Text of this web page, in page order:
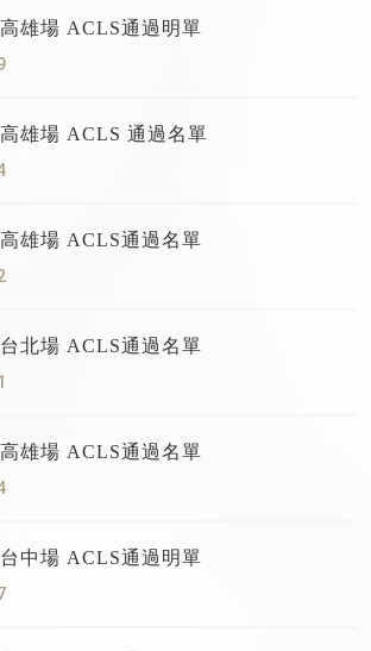
雄場 ACLS通過明單
雄場 ACLS 通過名單
雄場 ACLS通過名單
北場 ACLS通過名單
雄場 ACLS通過名單
中場 ACLS通過明單